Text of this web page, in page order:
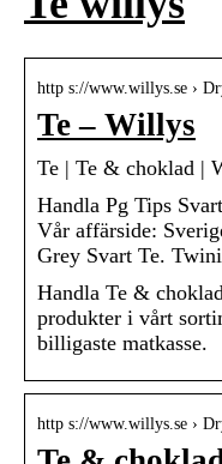
http s://www.willys.se ›
Te – Willys
Te | Te & choklad |
Handla Pg Tips
Vår affärside:
Grey Svart Te.
Handla Te &
produkter i vårt
billigaste matkasse.
http s://www.willys.se ›